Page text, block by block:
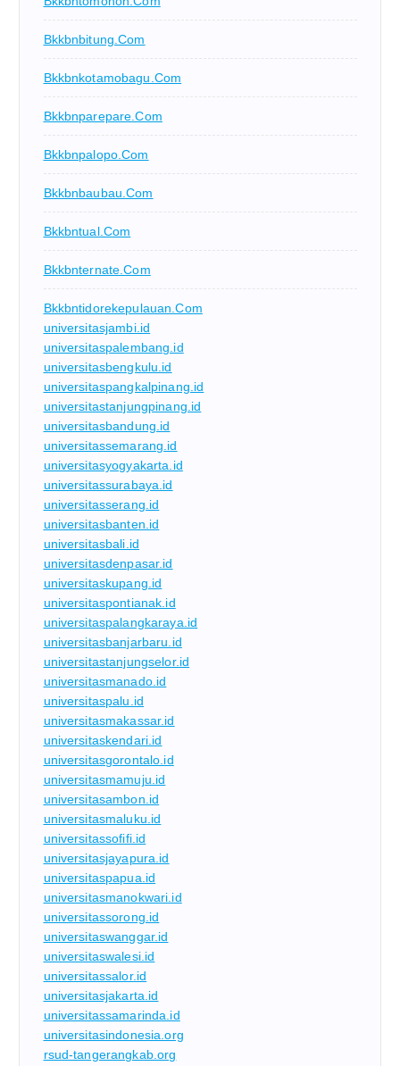
Bkkbnbitung.com
Bkkbnkotamobagu.com
Bkkbnparepare.com
Bkkbnpalopo.com
Bkkbnbaubau.com
Bkkbntual.com
Bkkbnternate.com
Bkkbntidorekepulauan.com
universitasjambi.id
universitaspalembang.id
universitasbengkulu.id
universitaspangkalpinang.id
universitastanjungpinang.id
universitasbandung.id
universitassemarang.id
universitasyogyakarta.id
universitassurabaya.id
universitasserang.id
universitasbanten.id
universitasbali.id
universitasdenpasar.id
universitaskupang.id
universitaspontianak.id
universitaspalangkaraya.id
universitasbanjarbaru.id
universitastanjungselor.id
universitasmanado.id
universitaspalu.id
universitasmakassar.id
universitaskendari.id
universitasgorontalo.id
universitasmamuju.id
universitasambon.id
universitasmaluku.id
universitassofifi.id
universitasjayapura.id
universitaspapua.id
universitasmanokwari.id
universitassorong.id
universitaswanggar.id
universitaswalesi.id
universitassalor.id
universitasjakarta.id
universitassamarinda.id
universitasindonesia.org
rsud-tangerangkab.org